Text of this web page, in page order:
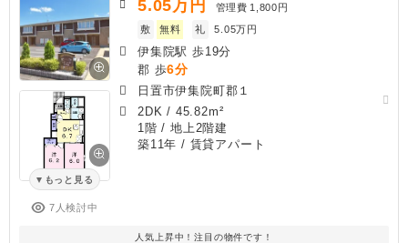
もっと見る
7人検討中
5.05 万円 管理費 1,800円
敷
無料 礼 5.05万円
伊集院駅 歩19分
郡 歩6分
日置市伊集院町郡１
2DK / 45.82m²
1階 / 地上2階建
築11年 / 賃貸アパート
人気上昇中！注目の物件です！